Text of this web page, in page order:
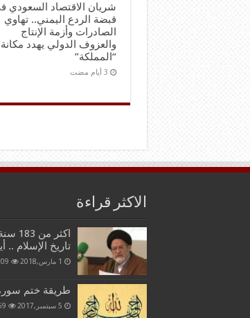
شريان الاقتصاد السعودي
قبضة الردع اليمني.. تهاوي
الصادرات وأزمة الإنتاج
والعزوف الدولي يهدد مكانة
“المملكة”
الاكثر قراءة
اكثر
تاريخ الإسلام ..
1 مارس,2018
طريقة ختم
5 سبتمبر,2017